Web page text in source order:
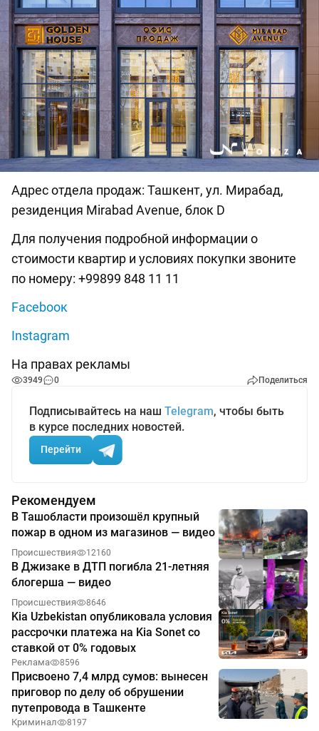
Адрес отдела продаж: Ташкент, ул. Мирабад,
резиденция Mirabad Avenue, блок D
Для получения подробной информации о
стоимости квартир и условиях покупки звоните
по номеру: +99899 848 11 11
Facebooк
Instagram
На правах рекламы
3949 0 Поделиться
Подписывайтесь на наш Telegram, чтобы быть
в курсе последних новостей.
Перейти
Рекомендуем
В Ташобласти произошёл крупный
пожар в одном из магазинов — видео
Происшествия 12160
В Джизаке в ДТП погибла 21-летняя
блогерша — видео
Происшествия 8646
Kia Uzbekistan опубликовала условия
рассрочки платежа на Kia Sonet со
ставкой от 0% годовых
Реклама 8596
Присвоено 7,4 млрд сумов: вынесен
приговор по делу об обрушении
путепровода в Ташкенте
Криминал 8197